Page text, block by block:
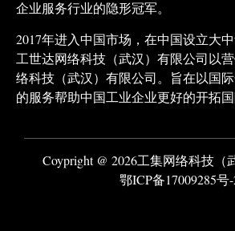
企业服务行业的隐形冠军。
2017年进入中国市场，在中国设立
工世达网络科技（武汉）有限公司以
络科技（武汉）有限公司。旨在以国
的服务帮助中国工业企业更好的开拓国
Coypright @ 2026工集网络科技（
鄂ICP备17009285号